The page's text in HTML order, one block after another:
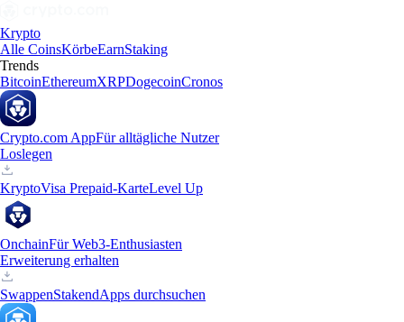
Krypto
Alle CoinsKörbeEarnStaking
Trends
BitcoinEthereumXRPDogecoinCronos
Crypto.com AppFür alltägliche Nutzer
Loslegen
KryptoVisa Prepaid-KarteLevel Up
OnchainFür Web3-Enthusiasten
Erweiterung erhalten
SwappenStakendApps durchsuchen